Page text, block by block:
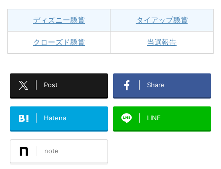
ディズニー懸賞 タイアップ懸賞
クローズド懸賞 当選報告
Post Share
Hatena LINE
note